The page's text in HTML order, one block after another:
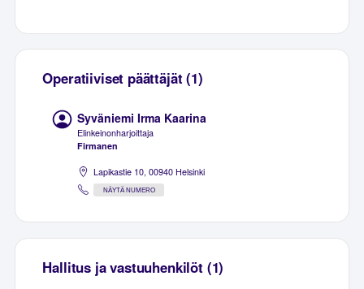
Operatiiviset päättäjät (1)
Syväniemi Irma Kaarina
Elinkeinonharjoittaja
Firmanen
Lapikastie 10, 00940 Helsinki
NÄYTÄ NUMERO
Hallitus ja vastuuhenkilöt (1)